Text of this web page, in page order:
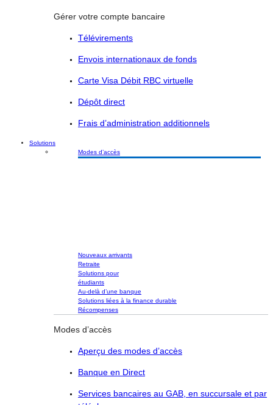
Gérer votre compte bancaire
Télévirements
Envois internationaux de fonds
Carte Visa Débit RBC virtuelle
Dépôt direct
Frais d’administration additionnels
Solutions
Modes d’accès
Nouveaux arrivants
Retraite
Solutions pour
étudiants
Au-delà d’une banque
Solutions liées à la finance durable
Récompenses
Modes d’accès
Aperçu des modes d’accès
Banque en Direct
Services bancaires au GAB, en succursale et par